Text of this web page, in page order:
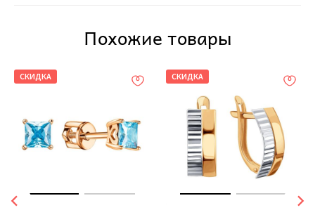
Похожие товары
СКИДКА СКИДКА